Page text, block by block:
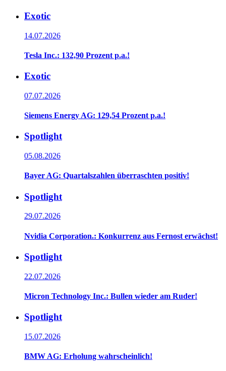
Exotic
14.07.2026
Tesla Inc.: 132,90 Prozent p.a.!
Exotic
07.07.2026
Siemens Energy AG: 129,54 Prozent p.a.!
Spotlight
05.08.2026
Bayer AG: Quartalszahlen überraschten positiv!
Spotlight
29.07.2026
Nvidia Corporation.: Konkurrenz aus Fernost erwächst!
Spotlight
22.07.2026
Micron Technology Inc.: Bullen wieder am Ruder!
Spotlight
15.07.2026
BMW AG: Erholung wahrscheinlich!